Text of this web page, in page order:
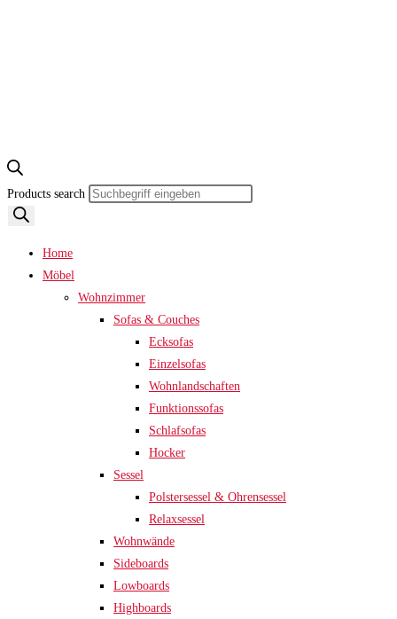
Products search
Home
Möbel
Wohnzimmer
Sofas & Couches
Ecksofas
Einzelsofas
Wohnlandschaften
Funktionssofas
Schlafsofas
Hocker
Sessel
Polstersessel & Ohrensessel
Relaxsessel
Wohnwände
Sideboards
Lowboards
Highboards